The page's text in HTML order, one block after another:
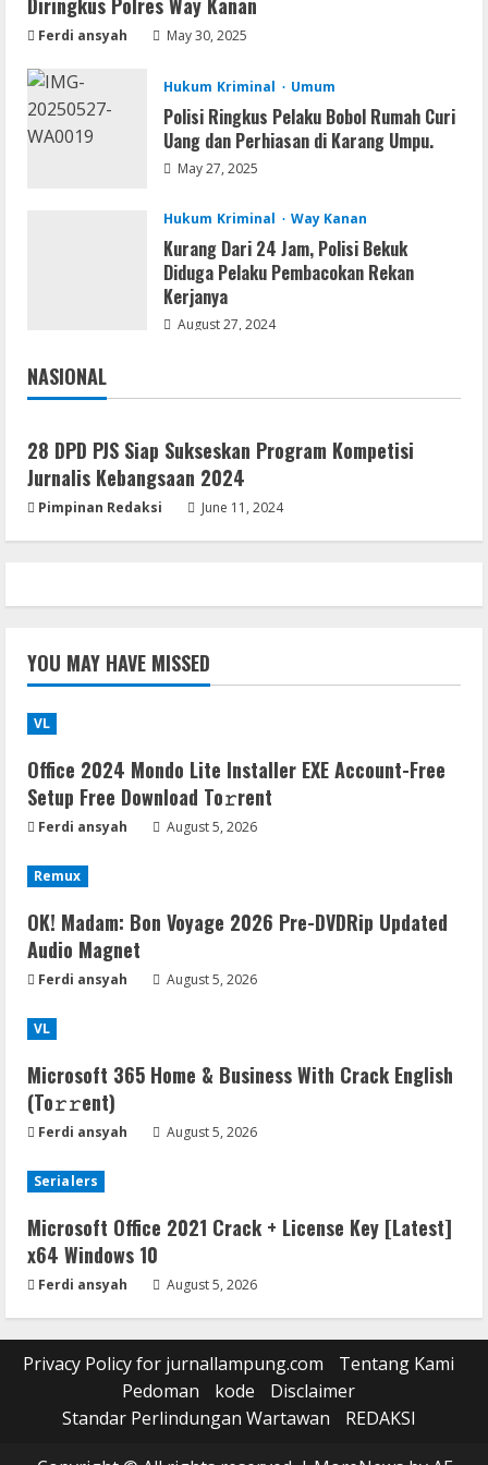
Diringkus Polres Way Kanan
Ferdi ansyah May 30, 2025
Hukum Kriminal Umum
Polisi Ringkus Pelaku Bobol Rumah Curi
Uang dan Perhiasan di Karang Umpu.
May 27, 2025
Hukum Kriminal Way Kanan
Kurang Dari 24 Jam, Polisi Bekuk
Diduga Pelaku Pembacokan Rekan
Kerjanya
August 27, 2024
NASIONAL
Jakarta
28 DPD PJS Siap Sukseskan Program Kompetisi
Jurnalis Kebangsaan 2024
Pimpinan Redaksi June 11, 2024
YOU MAY HAVE MISSED
VL
Office 2024 Mondo Lite Installer EXE Account-Free
Setup Frее Download To𝚛rent
Ferdi ansyah August 5, 2026
Remux
OK! Madam: Bon Voyage 2026 Pre-DVDRip Updated
Audio Magnet
Ferdi ansyah August 5, 2026
VL
Microsoft 365 Home & Business With Crack English
(To𝚛𝚛еnt)
Ferdi ansyah August 5, 2026
Serialers
Microsoft Office 2021 Crack + License Key [Latest]
x64 Windows 10
Ferdi ansyah August 5, 2026
Privacy Policy for jurnallampung.com
Tentang Kami
Pedoman
kode
Disclaimer
Standar Perlindungan Wartawan
REDAKSI